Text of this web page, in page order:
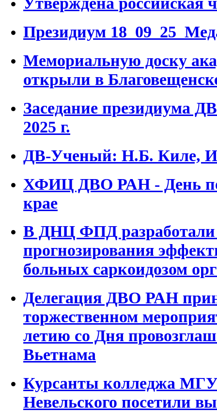
Президиум
Мемориальную доску
открыли в
Заседание президиума
2025 г.
ДВ-Ученый: Н.Б. Киле,
ХФИЦ ДВО РАН - День
крае
В ДНЦ ФПД разработали
прогнозирования
больных саркоидозом
Делегация ДВО РАН
торжественном
летию со Дня
Вьетнама
Курсанты колледжа
Невельского посетили